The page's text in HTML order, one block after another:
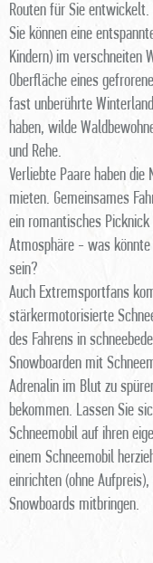
Routen für Sie entwickelt.
Sie können eine
Kindern) im verschneiten
Oberfläche eines
fast unberührte
haben, wilde
und Rehe.
Verliebte Paare haben die
mieten. Gemeinsames
ein romantisches
Atmosphäre - was
sein?
Auch Extremsportfans
stärkermotorisierte
des Fahrens in
Snowboarden mit
Adrenalin im Blut zu
bekommen. Lassen Sie
Schneemobil auf ihren
einem Schneemobil
einrichten (ohne Aufpreis),
Snowboards mitbringen.